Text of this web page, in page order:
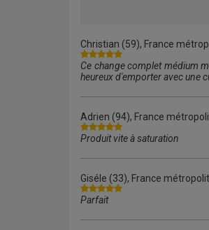
Christian (59), France
Ce change complet médium
heureux d'emporter avec une
Adrien (94), France
Produit vite à saturation
Giséle (33), France
Parfait